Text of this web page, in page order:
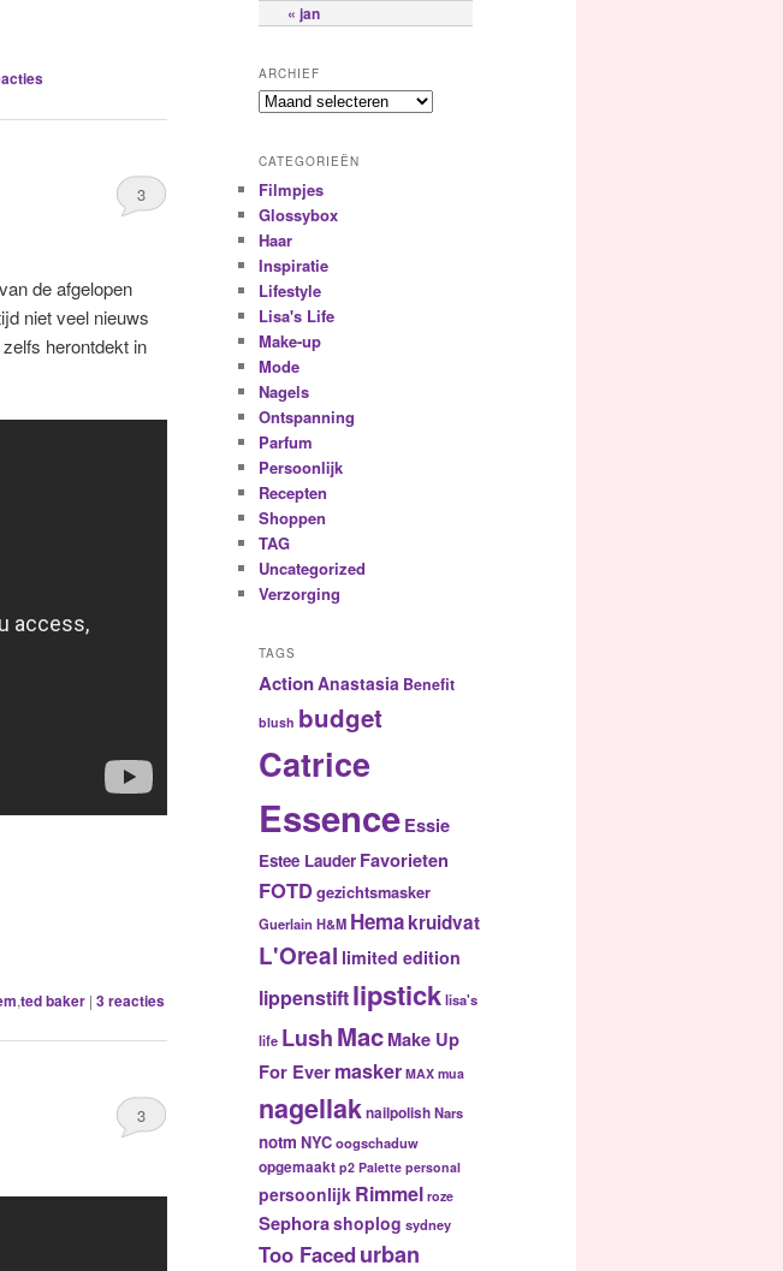
3
de afgelopen
niet veel nieuws
herontdekt in
,ted baker | 3reacties
3
« jan
ARCHIEF
CATEGORIEËN
Filmpjes
Glossybox
Haar
Inspiratie
Lifestyle
Lisa's Life
Make-up
Mode
Nagels
Ontspanning
Parfum
Persoonlijk
Recepten
Shoppen
TAG
Uncategorized
Verzorging
TAGS
ActionAnastasia Benefit
blush budget
Catrice
EssenceEssie
Estee Lauder Favorieten
FOTDgezichtsmasker
Guerlain H&M Hemakruidvat
L'Oreal limited edition
lippenstiftlipsticklisa's
life LushMacMake Up
For Evermasker MAX mua
nagellaknailpolishNars
notm NYCoogschaduw
opgemaakt p2 Palette personal
persoonlijk Rimmel roze
Sephorashoplog sydney
Too Faced urban